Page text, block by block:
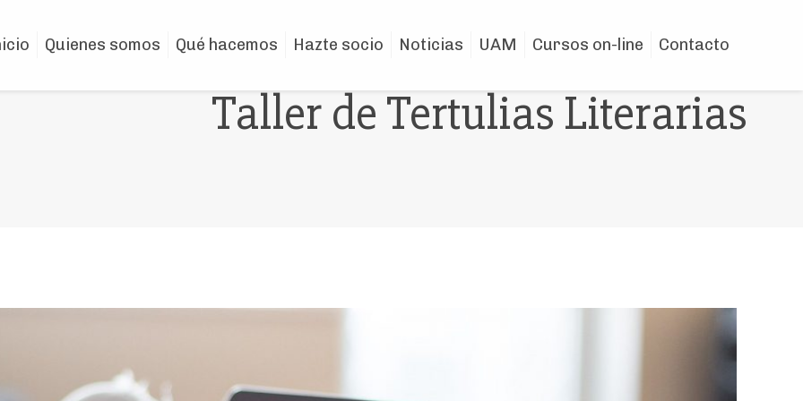
Quienes somos Qué hacemos Hazte socio Noticias UAM Cursos on-line Contacto
Taller de Tertulias Literarias